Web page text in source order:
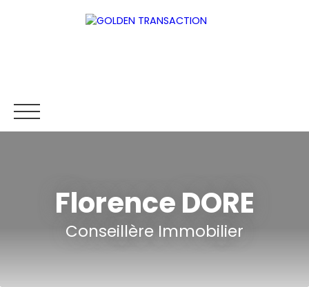
ACCUEIL ACHETER VENDRE CONCIERGERIE
Être rappelé
Florence DORE
Conseillère Immobilier